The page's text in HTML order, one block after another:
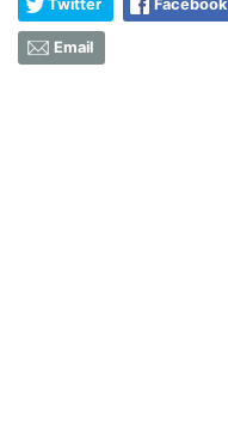
Twitter Facebook
Email